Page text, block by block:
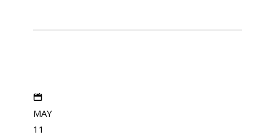
MAY
11